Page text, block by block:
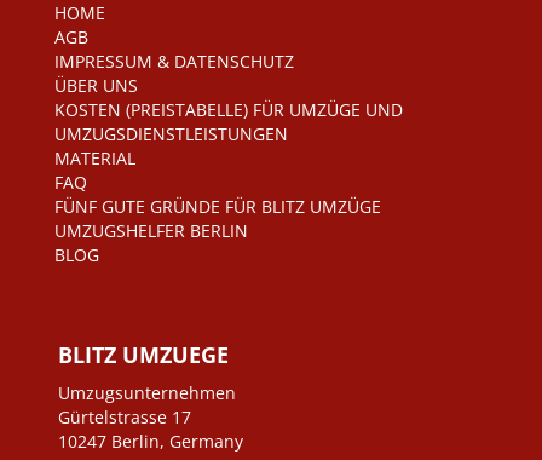
HOME
AGB
IMPRESSUM & DATENSCHUTZ
ÜBER UNS
KOSTEN (PREISTABELLE) FÜR UMZÜGE UND
UMZUGSDIENSTLEISTUNGEN
MATERIAL
FAQ
FÜNF GUTE GRÜNDE FÜR BLITZ UMZÜGE
UMZUGSHELFER BERLIN
BLOG
BLITZ UMZUEGE
Umzugsunternehmen
Gürtelstrasse 17
10247 Berlin, Germany